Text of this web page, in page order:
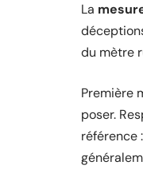
La
du mètre
Première
poser.
référence